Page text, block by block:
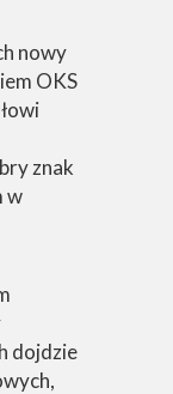
nowy
OKS
znak
w
dojdzie